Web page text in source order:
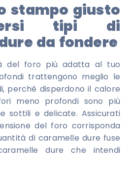
stampo giusto
tipi di
da fondere
del foro più adatta al tuo
trattengono meglio le
perché disperdono il calore
meno profondi sono più
sottili e delicate. Assicurati
del foro corrisponda
di caramelle dure fuse
dure che intendi